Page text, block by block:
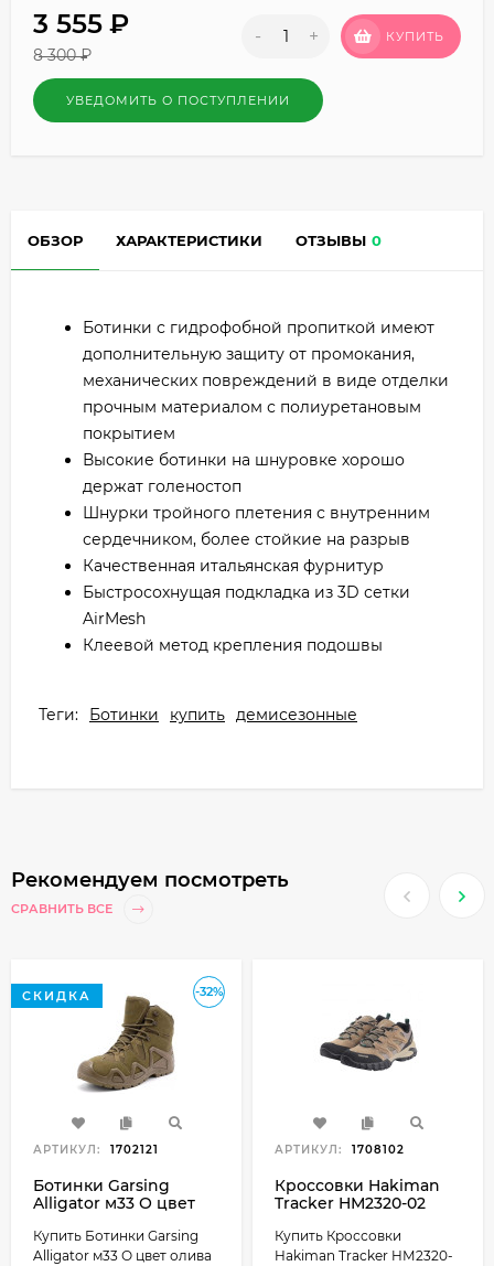
3 555 ₽
8 300 ₽
- + КУПИТЬ
УВЕДОМИТЬ О ПОСТУПЛЕНИИ
ОБЗОР ХАРАКТЕРИСТИКИ ОТЗЫВЫ 0
Ботинки с гидрофобной пропиткой имеют
дополнительную защиту от промокания,
механических повреждений в виде отделки
прочным материалом с полиуретановым
покрытием
Высокие ботинки на шнуровке хорошо
держат голеностоп
Шнурки тройного плетения с внутренним
сердечником, более стойкие на разрыв
Качественная итальянская фурнитур
Быстросохнущая подкладка из 3D сетки
AirMesh
Клеевой метод крепления подошвы
Теги: Ботинки купить демисезонные
Рекомендуем посмотреть
СРАВНИТЬ ВСЕ
-32%
СКИДКА
АРТИКУЛ: 1702121
Ботинки Garsing
Alligator м33 О цвет
Купить Ботинки Garsing
Alligator м33 О цвет олива
АРТИКУЛ: 1708102
Кроссовки Hakiman
Tracker HМ2320-02
Купить Кроссовки
Hakiman Tracker HМ2320-